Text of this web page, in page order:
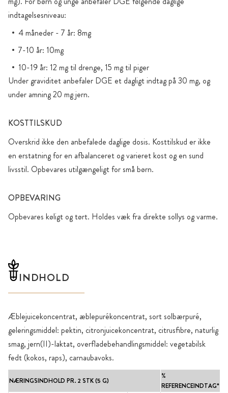
indtagelsesniveau:
4 måneder - 7 år: 8mg
7-10 år: 10mg
10-19 år: 12 mg til drenge, 15 mg til piger
Under graviditet anbefaler DGE et dagligt indtag på 30 mg, og
under amning 20 mg jern.
KOSTTILSKUD
Overskrid ikke den anbefalede daglige dosis. Kosttilskud er ikke
en erstatning for en afbalanceret og varieret kost og en sund
livsstil. Opbevares utilgængeligt for små børn.
OPBEVARING
Opbevares køligt og tørt. Holdes væk fra direkte sollys og varme.
INDHOLD
Æblejuicekoncentrat, æblepurékoncentrat, sort solbærpuré,
geleringsmiddel: pektin, citronjuicekoncentrat, citrusfibre, naturlig
smag, jern(II)-laktat, overfladebehandlingsmiddel: vegetabilsk
fedt (kokos, raps), carnaubavoks.
NÆRINGSINDHOLD PR. 2 STK (5 G)
%
REFERENCEINDTAG*